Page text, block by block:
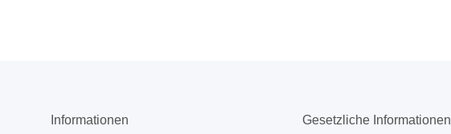
Informationen Gesetzliche Informationen